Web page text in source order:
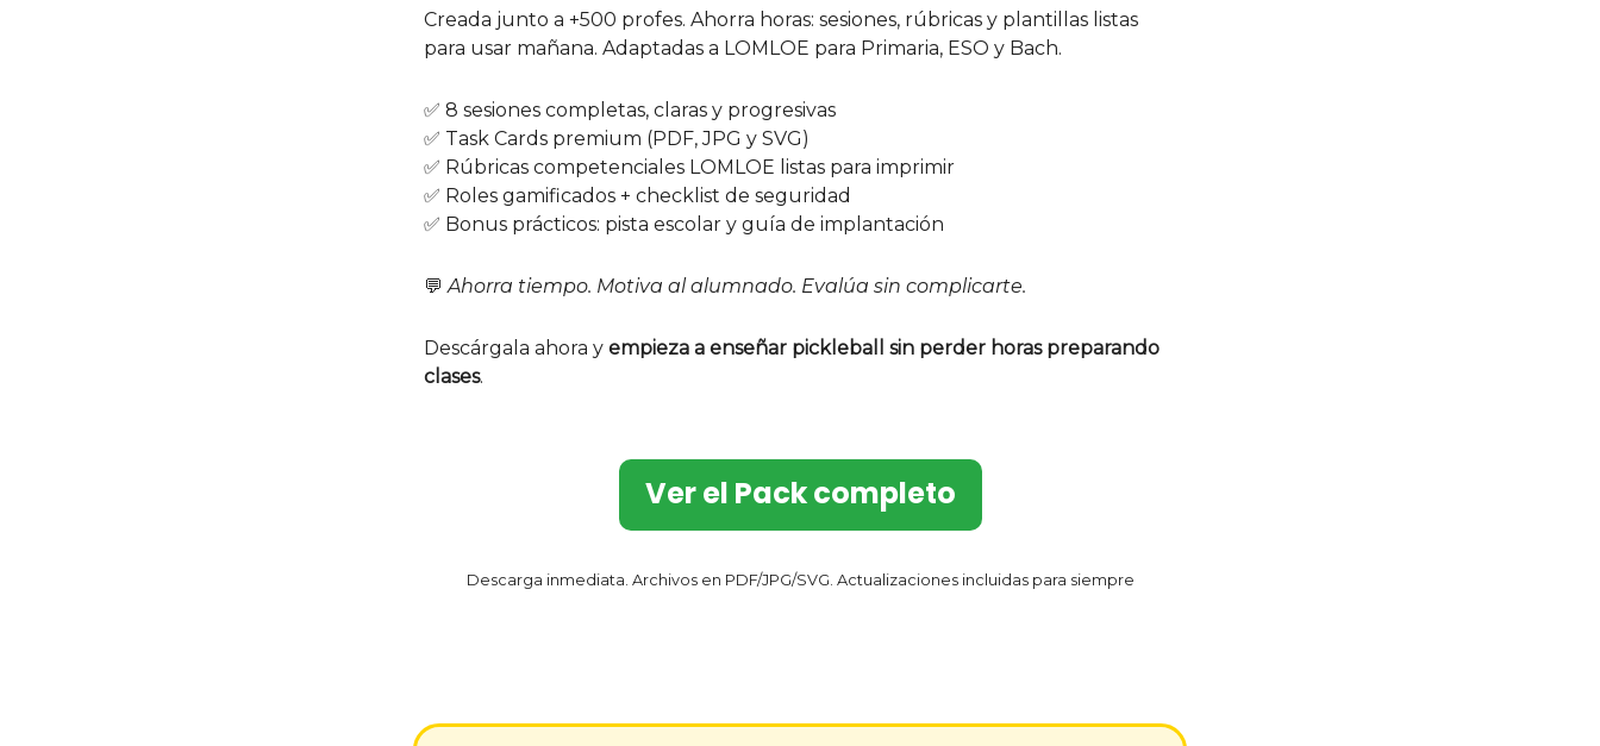
Creada junto a +500 profes. Ahorra horas: sesiones, rúbricas y plantillas listas
para usar mañana. Adaptadas a LOMLOE para Primaria, ESO y Bach.
✅ 8 sesiones completas, claras y progresivas
✅ Task Cards premium (PDF, JPG y SVG)
✅ Rúbricas competenciales LOMLOE listas para imprimir
✅ Roles gamificados + checklist de seguridad
✅ Bonus prácticos: pista escolar y guía de implantación
💬Ahorra tiempo. Motiva al alumnado. Evalúa sin complicarte.
Descárgala ahora y empieza a enseñar pickleball sin perder horas preparando
clases.
Ver el Pack completo
Descarga inmediata. Archivos en PDF/JPG/SVG. Actualizaciones incluidas para siempre